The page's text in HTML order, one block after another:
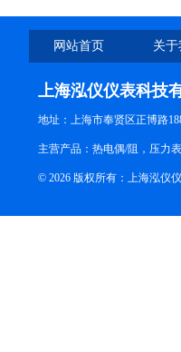
网站首页 关
上海泓仪仪表科技
地址：上海市奉贤区正博路
主营产品：热电偶/阻，压力
© 2026 版权所有：上海泓仪